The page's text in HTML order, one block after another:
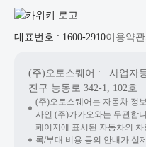
대표번호 : 1600-2910이용약관
(주)오토스퀘어 : 사업자
진구 능동로 342-1, 102호
(주)오토스퀘어는 자동차 정
사인 (주)카카오와는 무관합
페이지에 표시된 자동차의
록/부대 비용 등의 안내가 실